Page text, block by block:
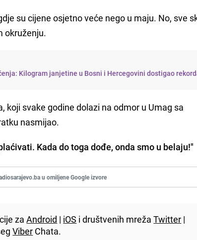
su cijene osjetno veće nego u maju. No, sve
okruženju.
Kilogram janjetine u Bosni i Hercegovini dostigao
koji svake godine dolazi na odmor u Umag sa
nasmijao.
Kada do toga dođe, onda smo u belaju!"
u omiljene Google izvore
zaAndroid | iOS i društvenih mrežaTwitter |
Viber Chata.